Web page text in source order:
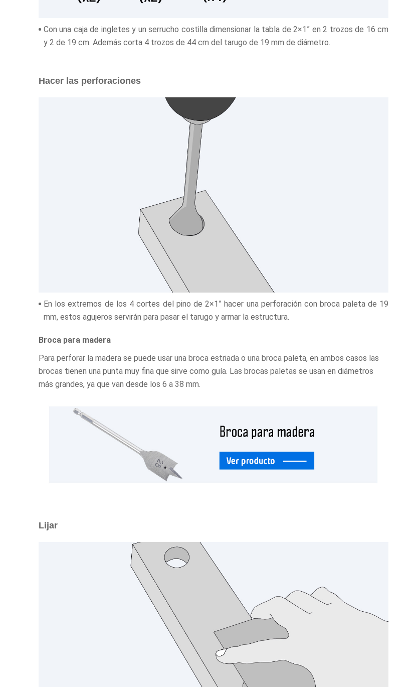
Con una caja de ingletes y un serrucho costilla dimensionar la tabla de 2×1” en 2 trozos de 16 cm
y 2 de 19 cm. Además corta 4 trozos de 44 cm del tarugo de 19 mm de diámetro.
Hacer las perforaciones
En los extremos de los 4 cortes del pino de 2×1” hacer una perforación con broca paleta de 19
mm, estos agujeros servirán para pasar el tarugo y armar la estructura.
Broca para madera
Para perforar la madera se puede usar una broca estriada o una broca paleta, en ambos casos las
brocas tienen una punta muy fina que sirve como guía. Las brocas paletas se usan en diámetros
más grandes, ya que van desde los 6 a 38 mm.
Lijar